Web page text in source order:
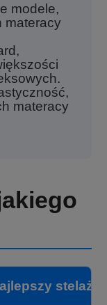
modele,
materacy
materacy
stelaż